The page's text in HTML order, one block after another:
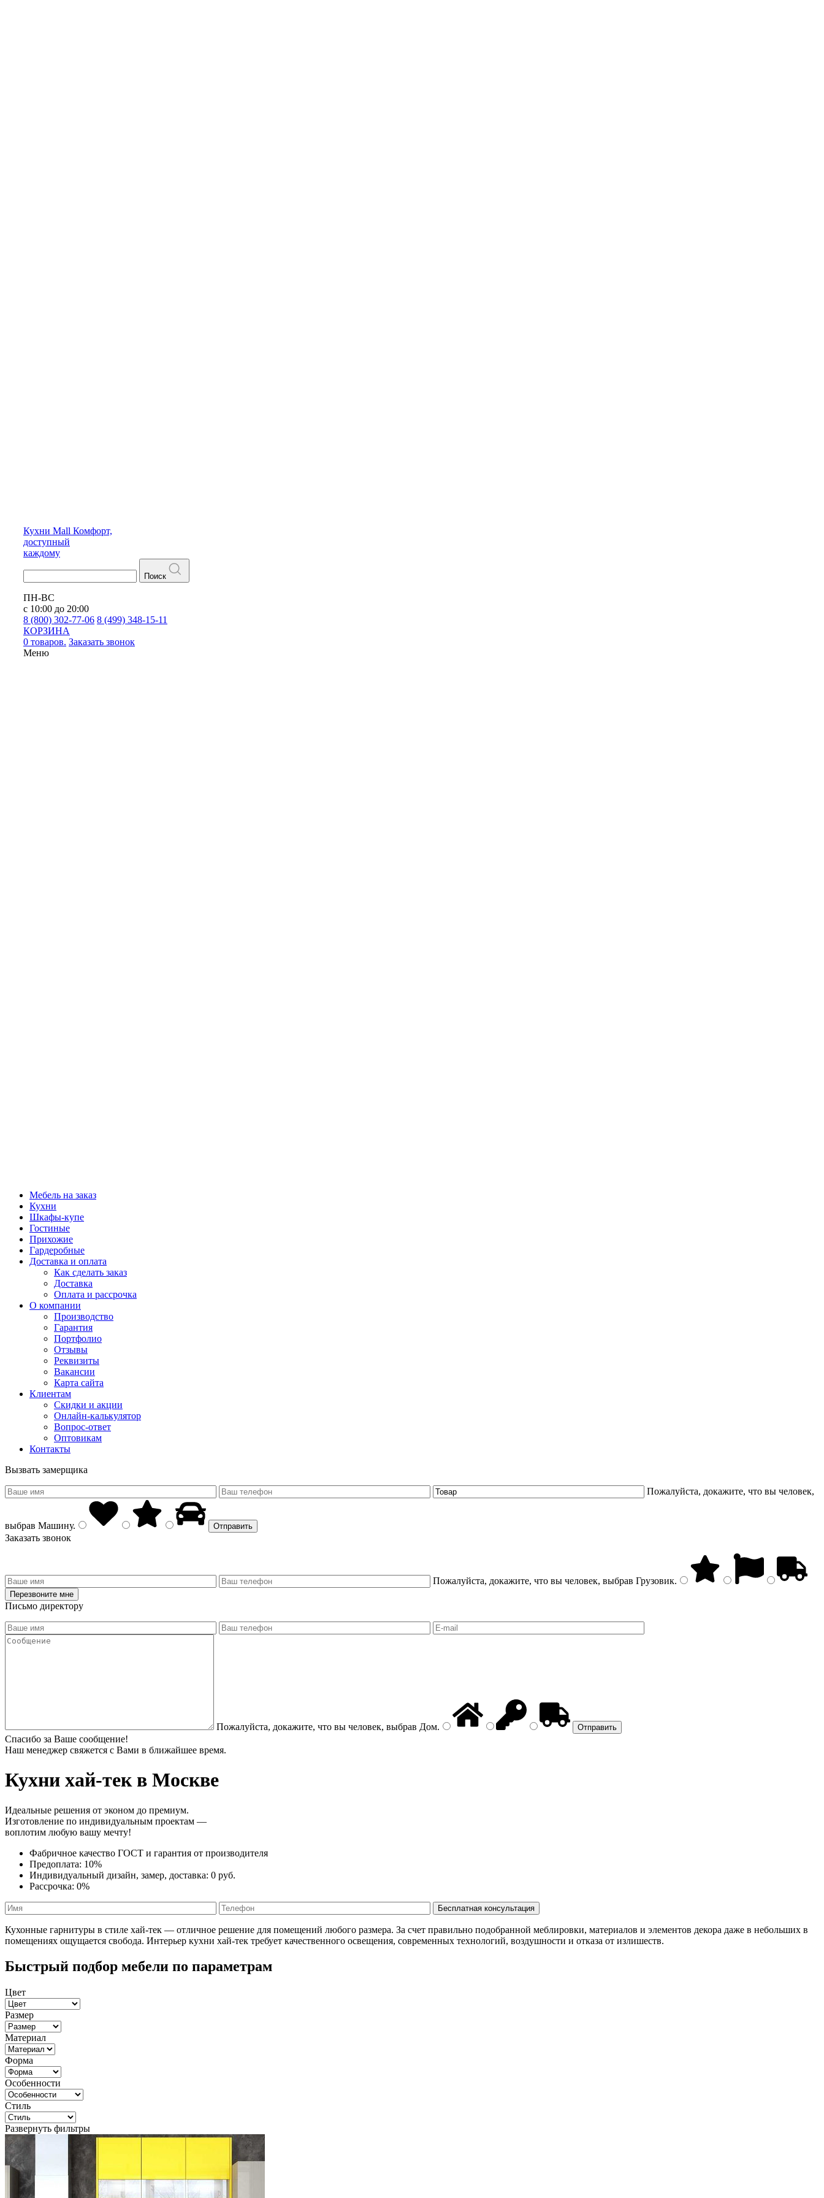
Кухни Mall Комфорт,
доступный
каждому
Поиск
ПН-ВС
с 10:00 до 20:00
8 (800) 302-77-06 8 (499) 348-15-11
КОРЗИНА
0 товаров. Заказать звонок
Меню
Мебель на заказ
Кухни
Шкафы-купе
Гостиные
Прихожие
Гардеробные
Доставка и оплата
Как сделать заказ
Доставка
Оплата и рассрочка
О компании
Производство
Гарантия
Портфолио
Отзывы
Реквизиты
Вакансии
Карта сайта
Клиентам
Скидки и акции
Онлайн-калькулятор
Вопрос-ответ
Оптовикам
Контакты
Вызвать замерщика
Пожалуйста, докажите, что вы человек,
выбрав Машину.
Заказать звонок
Пожалуйста, докажите, что вы человек, выбрав Грузовик.
Письмо директору
Пожалуйста, докажите, что вы человек, выбрав Дом.
Спасибо за Ваше сообщение!
Наш менеджер свяжется с Вами в ближайшее время.
Кухни хай-тек в Москве
Идеальные решения от эконом до премиум.
Изготовление по индивидуальным проектам —
воплотим любую вашу мечту!
Фабричное качество ГОСТ и гарантия от производителя
Предоплата: 10%
Индивидуальный дизайн, замер, доставка: 0 руб.
Рассрочка: 0%
Кухонные гарнитуры в стиле хай-тек — отличное решение для помещений любого размера. За счет правильно подобранной меблировки, материалов и элементов декора даже в небольших в
помещениях ощущается свобода. Интерьер кухни хай-тек требует качественного освещения, современных технологий, воздушности и отказа от излишеств.
Быстрый подбор мебели по параметрам
Цвет
Размер
Материал
Форма
Особенности
Стиль
Развернуть фильтры